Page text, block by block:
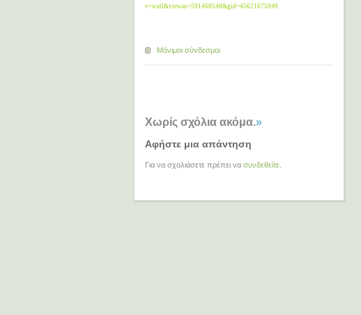
v=wall&viewas=591468548&gid=45621675949
Μόνιμοι σύνδεσμοι
Χωρίς σχόλια ακόμα.»
Αφήστε μια απάντηση
Για να σχολιάσετε πρέπει να συνδεθείτε